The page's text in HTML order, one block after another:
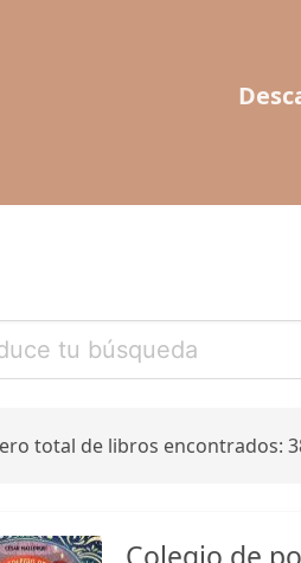
total de libros encontrados: